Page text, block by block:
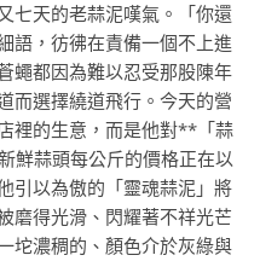
七天的老蒜泥嘆氣。「你還
語，彷彿在責備一個不上進
蠅都因為難以忍受那股陳年
而選擇繞道飛行。今天的營
裡的生意，而是他對**「蒜
鮮蒜頭每公斤的價格正在以
引以為傲的「靈魂蒜泥」將
磨得光滑、閃耀著不祥光芒
坨濃稠的、顏色介於灰綠與